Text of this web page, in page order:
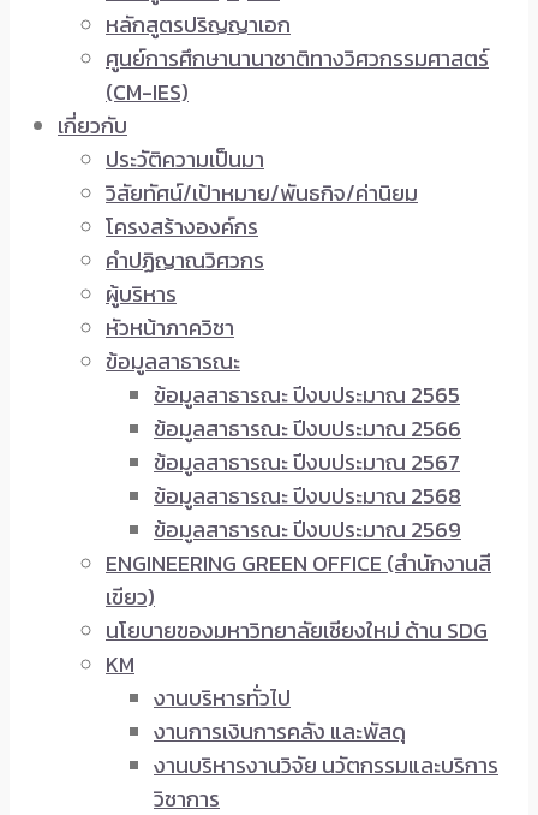
หลักสูตรปริญญาเอก
ศูนย์การศึกษานานาชาติทางวิศวกรรมศาสตร์
(CM-IES)
เกี่ยวกับ
ประวัติความเป็นมา
วิสัยทัศน์/เป้าหมาย/พันธกิจ/ค่านิยม
โครงสร้างองค์กร
คำปฏิญาณวิศวกร
ผู้บริหาร
หัวหน้าภาควิชา
ข้อมูลสาธารณะ
ข้อมูลสาธารณะ ปีงบประมาณ 2565
ข้อมูลสาธารณะ ปีงบประมาณ 2566
ข้อมูลสาธารณะ ปีงบประมาณ 2567
ข้อมูลสาธารณะ ปีงบประมาณ 2568
ข้อมูลสาธารณะ ปีงบประมาณ 2569
ENGINEERING GREEN OFFICE (สำนักงานสี
เขียว)
นโยบายของมหาวิทยาลัยเชียงใหม่ ด้าน SDG
KM
งานบริหารทั่วไป
งานการเงินการคลัง และพัสดุ
งานบริหารงานวิจัย นวัตกรรมและบริการ
วิชาการ